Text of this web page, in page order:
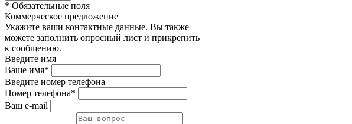
* Обязательные поля
Коммерческое предложение
Укажите ваши контактные данные. Вы также
можете заполнить опросный лист и прикрепить
к сообщению.
Введите имя
Ваше имя*
Введите номер телефона
Номер телефона*
Ваш e-mail